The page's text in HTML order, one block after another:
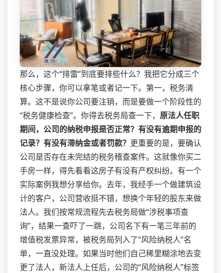
那么，这个“排雷”到底要排些什么？我把它分成三个
核心步骤，你可以拿笔或者记一下。第一，税务清
算。这不是说你公司要注销，而是要做一个阶段性的
“税务健康检查”。你得去税务局查一下， 原法人任职
期间，公司的纳税申报是否正常？有没有逾期申报的
记录？有没有滞纳金或者罚款？ 更重要的是，要确认
公司是否存在未完结的税务稽查案件。这就像你买二
手房一样，得先看看这房子有没有产权纠纷。有一个
实际案例我想分享给你。去年，我经手一个做建筑设
计的客户，公司营收挺不错，想换个年轻的股东来做
法人。我们按常规流程先去税务局做“涉税事项查
询”，结果一查吓了一跳，公司名下有一笔三年前的
增值税发票异常，被税务局列入了“风险纳税人”名
单，一直没处理。如果当时他们自己稀里糊涂地去变
更了法人，新法人上任后，公司的“风险纳税人”标签